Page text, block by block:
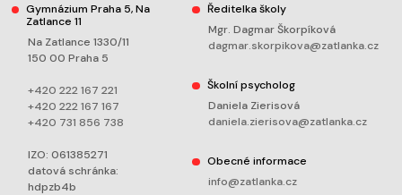
Gymnázium Praha 5, Na
Zatlance 11
Na Zatlance 1330/11
150 00 Praha 5
+420 222 167 221
+420 222 167 167
+420 731 856 738
IZO: 061385271
datová schránka:
hdpzb4b
Ředitelka školy
Mgr. Dagmar Škorpíková
dagmar.skorpikova@zatlanka.cz
Školní psycholog
Daniela Zierisová
daniela.zierisova@zatlanka.cz
Obecné informace
info@zatlanka.cz